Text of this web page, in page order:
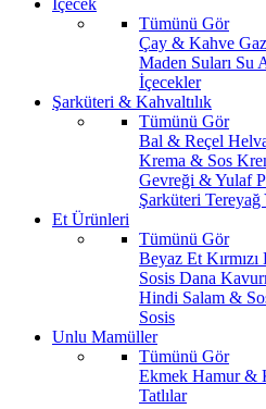
Tümünü Gör
Çay & Kahve
Maden Suları Su
İçecekler
Şarküteri & Kahvaltılık
Tümünü Gör
Bal & Reçel
Krema & Sos
Gevreği & Yulaf
Şarküteri Tereyağ
Et Ürünleri
Tümünü Gör
Beyaz Et Kırmızı
Sosis Dana
Hindi Salam &
Sosis
Unlu Mamüller
Tümünü Gör
Ekmek Hamur &
Tatlılar